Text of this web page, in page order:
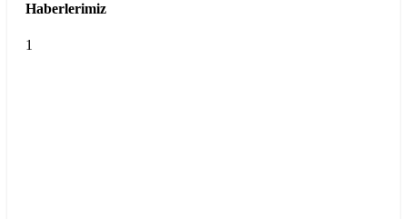
Haberlerimiz
1